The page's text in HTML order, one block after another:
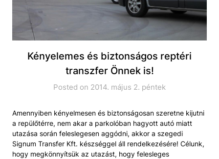
Kényelemes és biztonságos reptéri
transzfer Önnek is!
Posted on 2014. május 2. péntek
Amennyiben kényelmesen és biztonságosan szeretne kijutni
a repülőtérre, nem akar a parkolóban hagyott autó miatt
utazása során feleslegesen aggódni, akkor a szegedi
Signum Transfer Kft. készséggel áll rendelkezésére! Célunk,
hogy megkönnyítsük az utazást, hogy felesleges